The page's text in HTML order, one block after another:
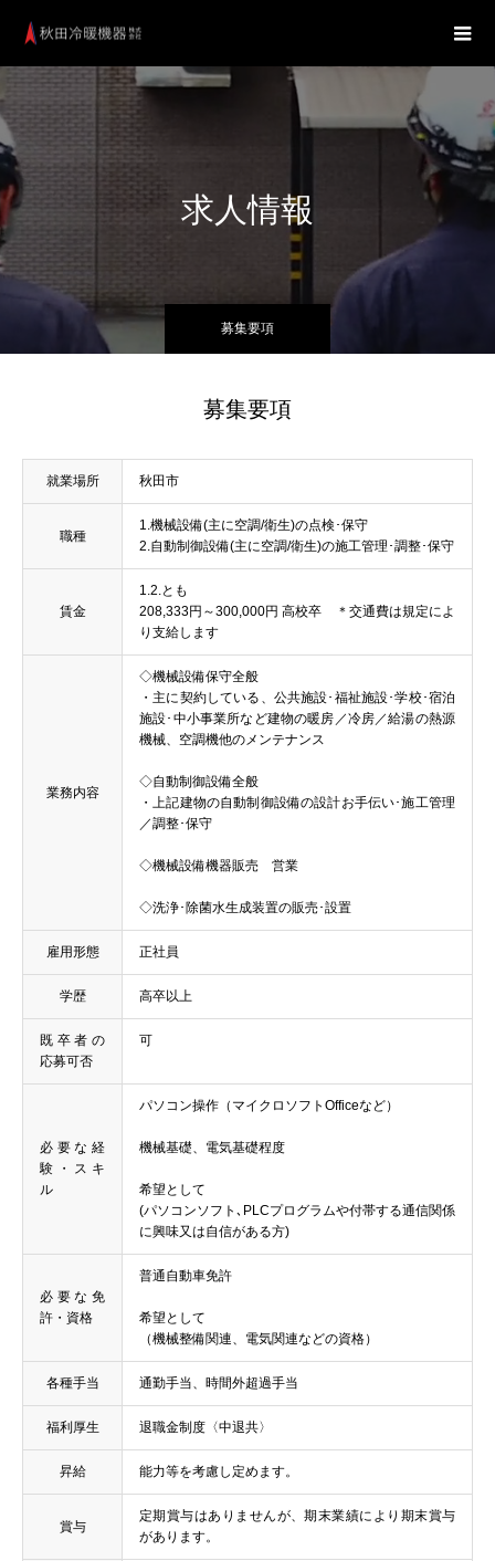
求人情報
募集要項
募集要項
就業場所 秋田市
職種
1.機械設備(主に空調/衛生)の点検･保守
2.自動制御設備(主に空調/衛生)の施工管理･調整･保守
賃金
1.2.とも
208,333円～300,000円 高校卒 ＊交通費は規定によ
り支給します
業務内容
◇機械設備保守全般
・主に契約している、公共施設･福祉施設･学校･宿泊
施設･中小事業所など建物の暖房／冷房／給湯の熱源
機械、空調機他のメンテナンス
◇自動制御設備全般
・上記建物の自動制御設備の設計お手伝い･施工管理
／調整･保守
◇機械設備機器販売 営業
◇洗浄･除菌水生成装置の販売･設置
雇用形態 正社員
学歴 高卒以上
既卒者の
応募可否
可
必要な経
験・スキ
ル
パソコン操作（マイクロソフトOfficeなど）
機械基礎、電気基礎程度
希望として
(パソコンソフト､PLCプログラムや付帯する通信関係
に興味又は自信がある方)
必要な免
許・資格
普通自動車免許
希望として
（機械整備関連、電気関連などの資格）
各種手当 通勤手当、時間外超過手当
福利厚生 退職金制度〈中退共〉
昇給 能力等を考慮し定めます。
賞与
定期賞与はありませんが、期末業績により期末賞与
があります。